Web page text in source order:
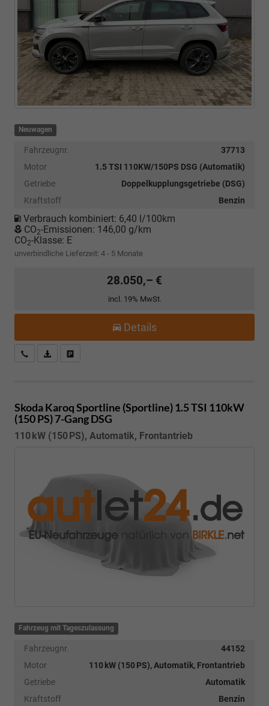
Neuwagen
Fahrzeugnr.
37713
Motor
1.5 TSI 110KW/150PS DSG (Automatik)
Getriebe
Doppelkupplungsgetriebe (DSG)
Kraftstoff
Benzin
Verbrauch kombiniert: 6,40 l/100km
CO2-Emissionen: 146,00 g/km
CO2-Klasse: E
unverbindliche Lieferzeit: 4 - 5 Monate
28.050,– €
incl. 19% MwSt.
Details
Kostenloser Rückruf-Service
PDF-Datei, Fahrzeugexposé drucken
Skoda KaroqSportline (Sportline) 1.5 TSI 110kW
(150 PS) 7-Gang DSG
110 kW (150 PS), Automatik, Frontantrieb
Fahrzeug mit Tageszulassung
Fahrzeugnr.
44152
Motor
110 kW (150 PS), Automatik, Frontantrieb
Getriebe
Automatik
Kraftstoff
Benzin